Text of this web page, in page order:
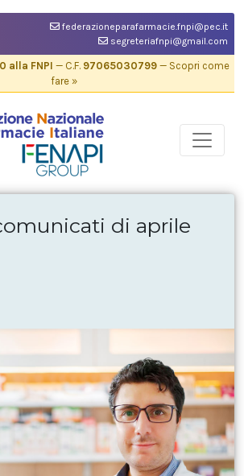
federazioneparafarmacie.fnpi@pec.it
segreteriafnpi@gmail.com
alla FNPI — C.F. 97065030799— Scopri come
fare »
di aprile